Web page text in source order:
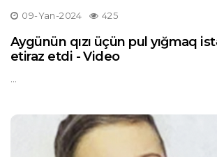
09-Yan-2024 425
Aygünün qızı üçün pul yığmaq
etiraz etdi - Video
...